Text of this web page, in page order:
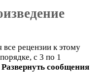
рецензии к этому
с 3 по 1
Развернуть сообщения